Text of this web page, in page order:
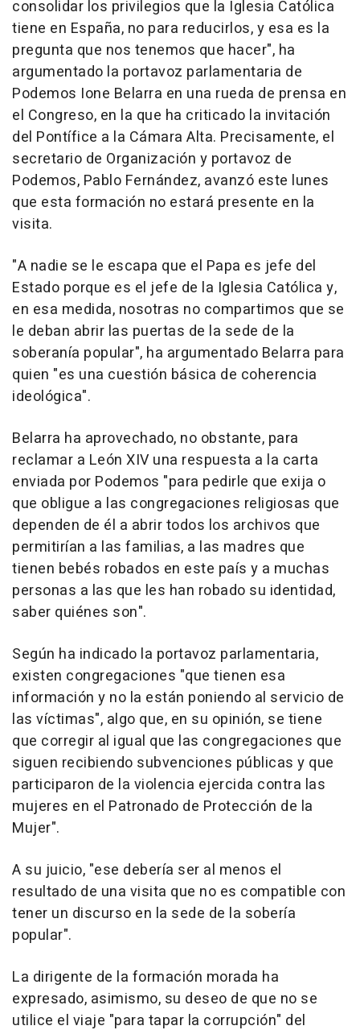
consolidar los privilegios que la Iglesia Católica
tiene en España, no para reducirlos, y esa es la
pregunta que nos tenemos que hacer", ha
argumentado la portavoz parlamentaria de
Podemos Ione Belarra en una rueda de prensa en
el Congreso, en la que ha criticado la invitación
del Pontífice a la Cámara Alta. Precisamente, el
secretario de Organización y portavoz de
Podemos, Pablo Fernández, avanzó este lunes
que esta formación no estará presente en la
visita.
"A nadie se le escapa que el Papa es jefe del
Estado porque es el jefe de la Iglesia Católica y,
en esa medida, nosotras no compartimos que se
le deban abrir las puertas de la sede de la
soberanía popular", ha argumentado Belarra para
quien "es una cuestión básica de coherencia
ideológica".
Belarra ha aprovechado, no obstante, para
reclamar a León XIV una respuesta a la carta
enviada por Podemos "para pedirle que exija o
que obligue a las congregaciones religiosas que
dependen de él a abrir todos los archivos que
permitirían a las familias, a las madres que
tienen bebés robados en este país y a muchas
personas a las que les han robado su identidad,
saber quiénes son".
Según ha indicado la portavoz parlamentaria,
existen congregaciones "que tienen esa
información y no la están poniendo al servicio de
las víctimas", algo que, en su opinión, se tiene
que corregir al igual que las congregaciones que
siguen recibiendo subvenciones públicas y que
participaron de la violencia ejercida contra las
mujeres en el Patronado de Protección de la
Mujer".
A su juicio, "ese debería ser al menos el
resultado de una visita que no es compatible con
tener un discurso en la sede de la sobería
popular".
La dirigente de la formación morada ha
expresado, asimismo, su deseo de que no se
utilice el viaje "para tapar la corrupción" del